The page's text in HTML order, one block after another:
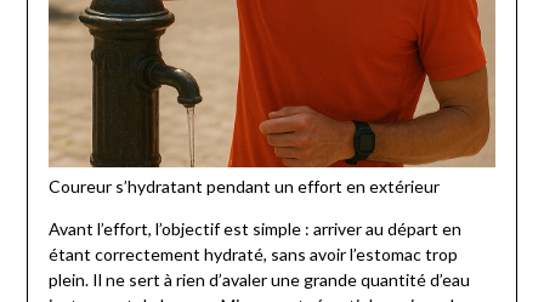
Coureur s’hydratant pendant un effort en extérieur
Avant l’effort, l’objectif est simple : arriver au départ en
étant correctement hydraté, sans avoir l’estomac trop
plein. Il ne sert à rien d’avaler une grande quantité d’eau